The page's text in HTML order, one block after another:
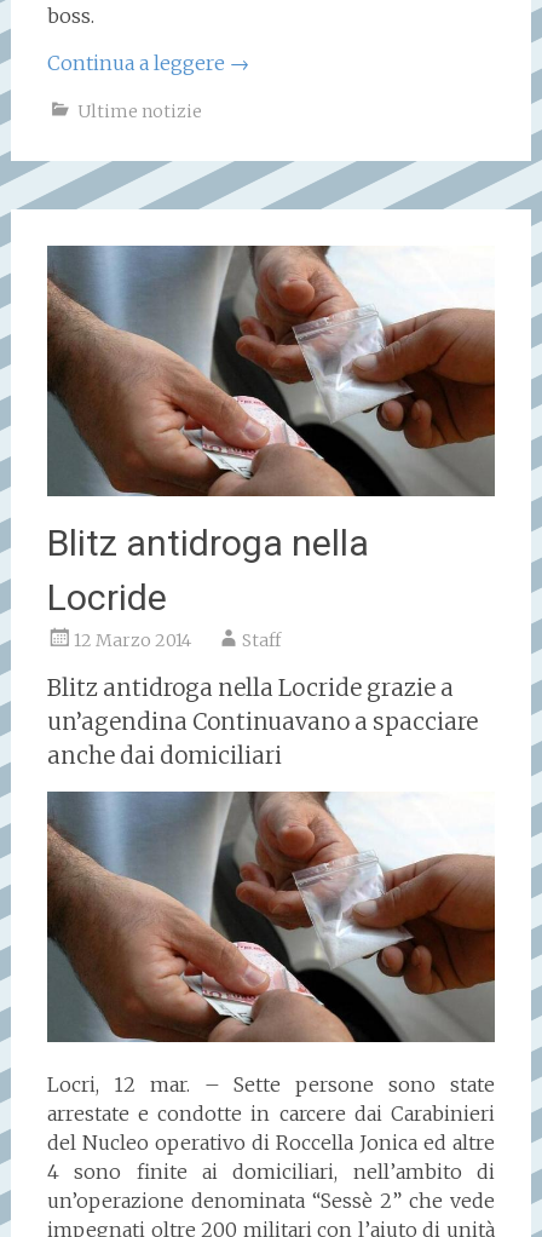
boss.
Continua a leggere →
Ultime notizie
Blitz antidroga nella
Locride
12 Marzo 2014 Staff
Blitz antidroga nella Locride grazie a
un’agendina Continuavano a spacciare
anche dai domiciliari
Locri, 12 mar. – Sette persone sono state
arrestate e condotte in carcere dai Carabinieri
del Nucleo operativo di Roccella Jonica ed altre
4 sono finite ai domiciliari, nell’ambito di
un’operazione denominata “Sessè 2” che vede
impegnati oltre 200 militari con l’aiuto di unità